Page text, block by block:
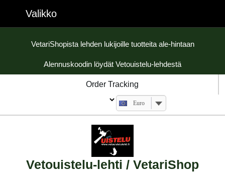
content
ValikkoValikko
VetariShopista lehden lukijoille tuotteita ale-hintaan
Alennuskoodin löydät Vetouistelu-lehdestä
Order Tracking
Euro
Vetouistelu-lehti / VetariShop